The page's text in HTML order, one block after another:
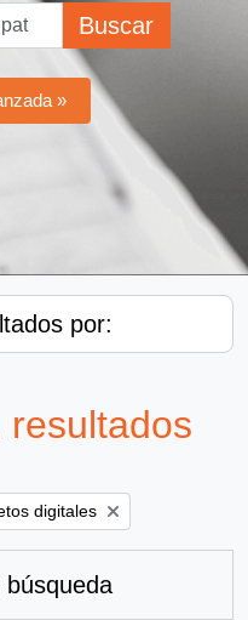
Buscar
»
por:
resultados
filter:digitales
búsqueda